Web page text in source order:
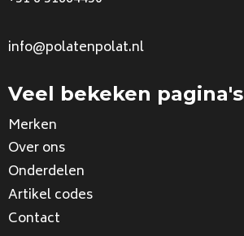
info@polatenpolat.nl
Veel bekeken pagina's
Merken
Over ons
Onderdelen
Artikel codes
Contact